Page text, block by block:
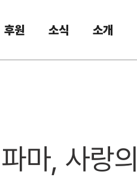
후원 소식 소개
마, 사랑